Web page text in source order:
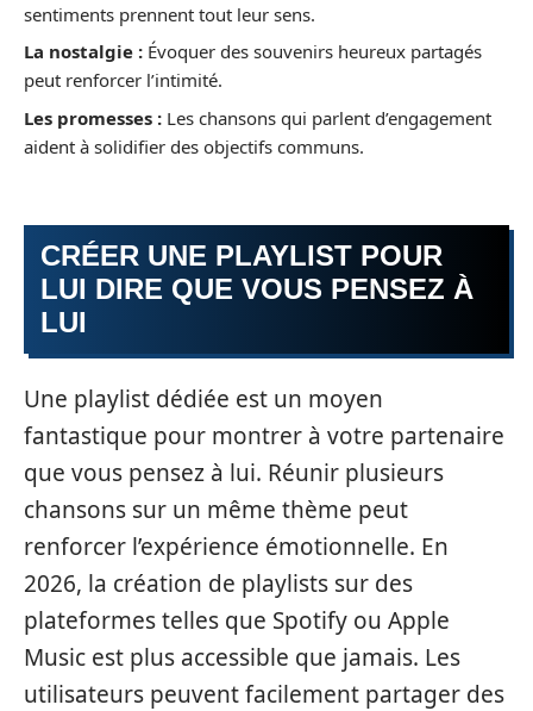
sentiments prennent tout leur sens.
La nostalgie : Évoquer des souvenirs heureux partagés
peut renforcer l’intimité.
Les promesses : Les chansons qui parlent d’engagement
aident à solidifier des objectifs communs.
CRÉER UNE PLAYLIST POUR
LUI DIRE QUE VOUS PENSEZ À
LUI
Une playlist dédiée est un moyen
fantastique pour montrer à votre partenaire
que vous pensez à lui. Réunir plusieurs
chansons sur un même thème peut
renforcer l’expérience émotionnelle. En
2026, la création de playlists sur des
plateformes telles que Spotify ou Apple
Music est plus accessible que jamais. Les
utilisateurs peuvent facilement partager des